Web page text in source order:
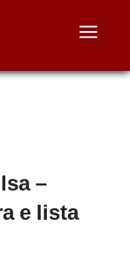
–
e lista